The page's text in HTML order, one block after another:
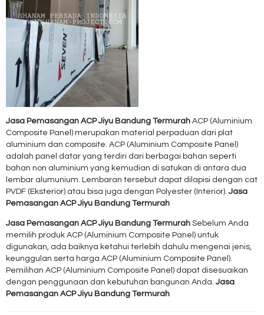
Jasa Pemasangan ACP Jiyu Bandung Termurah ACP (Aluminium
Composite Panel) merupakan material perpaduan dari plat
aluminium dan composite. ACP (Aluminium Composite Panel)
adalah panel datar yang terdiri dari berbagai bahan seperti
bahan non aluminium yang kemudian di satukan di antara dua
lembar alumunium. Lembaran tersebut dapat dilapisi dengan cat
PVDF (Eksterior) atau bisa juga dengan Polyester (Interior).Jasa
Pemasangan ACP Jiyu Bandung Termurah
Jasa Pemasangan ACP Jiyu Bandung Termurah Sebelum Anda
memilih produk ACP (Aluminium Composite Panel) untuk
digunakan, ada baiknya ketahui terlebih dahulu mengenai jenis,
keunggulan serta harga ACP (Aluminium Composite Panel).
Pemilihan ACP (Aluminium Composite Panel) dapat disesuaikan
dengan penggunaan dan kebutuhan bangunan Anda.Jasa
Pemasangan ACP Jiyu Bandung Termurah